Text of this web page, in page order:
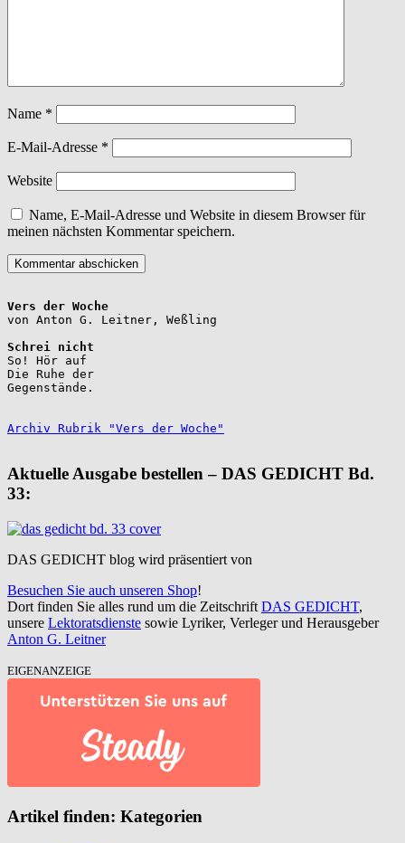
Name *
E-Mail-Adresse *
Website
Name, E-Mail-Adresse und Website in diesem Browser für
meinen nächsten Kommentar speichern.
Vers der Woche
Schrei nicht
So! Hör auf
Die Ruhe der
Gegenstände.
Archiv Rubrik "Vers der Woche"
Aktuelle Ausgabe bestellen – DAS GEDICHT Bd.
33:
DAS GEDICHT blog wird präsentiert von
Besuchen Sie auch unseren Shop!
Dort finden Sie alles rund um die Zeitschrift DAS GEDICHT,
unsere Lektoratsdienste sowie Lyriker, Verleger und Herausgeber
Anton G. Leitner
EIGENANZEIGE
Artikel finden: Kategorien